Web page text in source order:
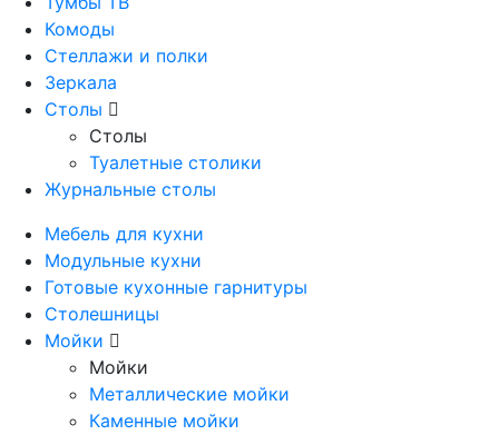
Комоды
Стеллажи и полки
Зеркала
Столы
Столы
Туалетные столики
Журнальные столы
Мебель для кухни
Модульные кухни
Готовые кухонные гарнитуры
Столешницы
Мойки
Мойки
Металлические мойки
Каменные мойки